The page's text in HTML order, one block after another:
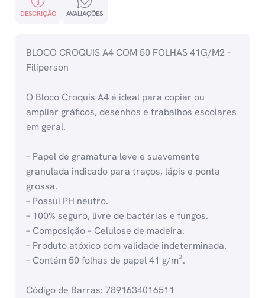
DESCRIÇÃO AVALIAÇÕES
BLOCO CROQUIS A4 COM 50 FOLHAS 41G/M2 –
Filiperson
O Bloco Croquis A4 é ideal para copiar ou
ampliar gráficos, desenhos e trabalhos escolares
em geral.
– Papel de gramatura leve e suavemente
granulada indicado para traços, lápis e ponta
grossa.
– Possui PH neutro.
– 100% seguro, livre de bactérias e fungos.
– Composição – Celulose de madeira.
– Produto atóxico com validade indeterminada.
– Contém 50 folhas de papel 41 g/m².
Código de Barras: 7891634016511